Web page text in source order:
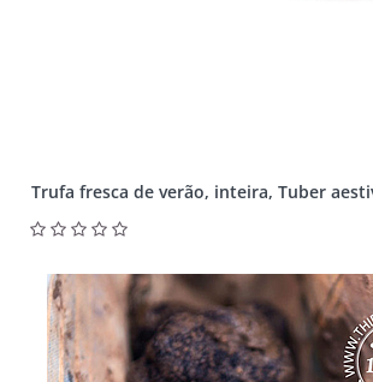
Trufa fresca de verão, inteira, Tuber